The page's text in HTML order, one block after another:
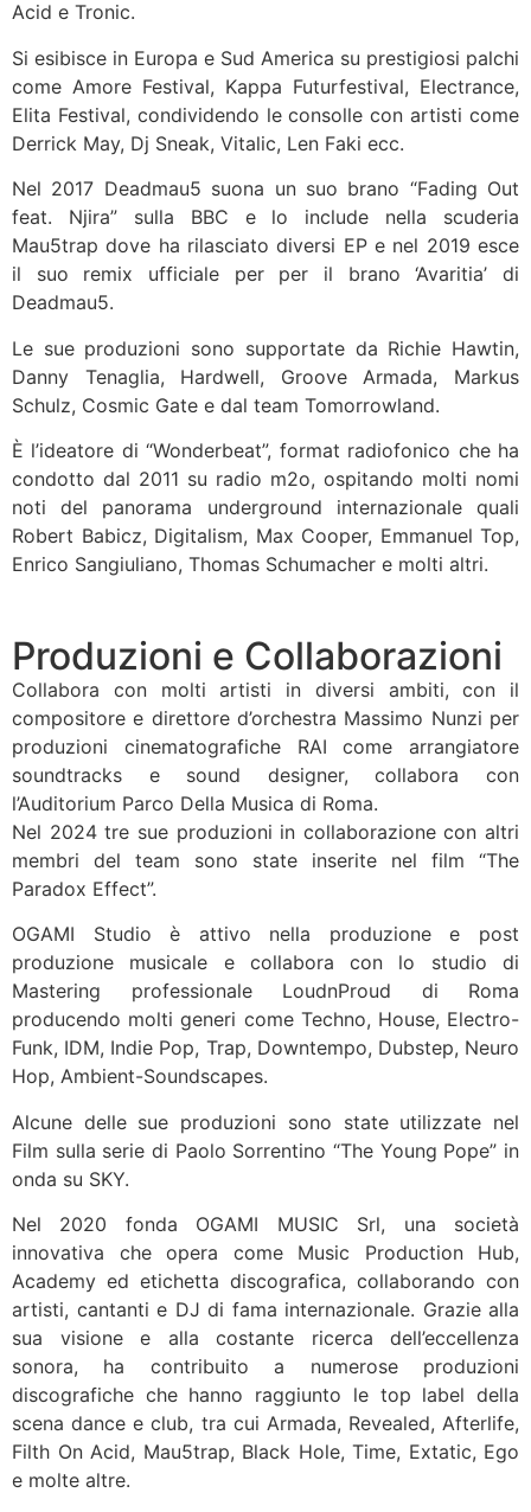
Acid e Tronic.
Si esibisce in Europa e Sud America su prestigiosi palchi
come Amore Festival, Kappa Futurfestival, Electrance,
Elita Festival, condividendo le consolle con artisti come
Derrick May, Dj Sneak, Vitalic, Len Faki ecc.
Nel 2017 Deadmau5 suona un suo brano “Fading Out
feat. Njira” sulla BBC e lo include nella scuderia
Mau5trap dove ha rilasciato diversi EP e nel 2019 esce
il suo remix ufficiale per per il brano ‘Avaritia’ di
Deadmau5.
Le sue produzioni sono supportate da Richie Hawtin,
Danny Tenaglia, Hardwell, Groove Armada, Markus
Schulz, Cosmic Gate e dal team Tomorrowland.
È l’ideatore di “Wonderbeat”, format radiofonico che ha
condotto dal 2011 su radio m2o, ospitando molti nomi
noti del panorama underground internazionale quali
Robert Babicz, Digitalism, Max Cooper, Emmanuel Top,
Enrico Sangiuliano, Thomas Schumacher e molti altri.
Produzioni e Collaborazioni
Collabora con molti artisti in diversi ambiti, con il
compositore e direttore d’orchestra Massimo Nunzi per
produzioni cinematografiche RAI come arrangiatore
soundtracks e sound designer, collabora con
l’Auditorium Parco Della Musica di Roma.
Nel 2024 tre sue produzioni in collaborazione con altri
membri del team sono state inserite nel film “The
Paradox Effect”.
OGAMI Studio è attivo nella produzione e post
produzione musicale e collabora con lo studio di
Mastering professionale LoudnProud di Roma
producendo molti generi come Techno, House, Electro-
Funk, IDM, Indie Pop, Trap, Downtempo, Dubstep, Neuro
Hop, Ambient-Soundscapes.
Alcune delle sue produzioni sono state utilizzate nel
Film sulla serie di Paolo Sorrentino “The Young Pope” in
onda su SKY.
Nel 2020 fonda OGAMI MUSIC Srl, una società
innovativa che opera come Music Production Hub,
Academy ed etichetta discografica, collaborando con
artisti, cantanti e DJ di fama internazionale. Grazie alla
sua visione e alla costante ricerca dell’eccellenza
sonora, ha contribuito a numerose produzioni
discografiche che hanno raggiunto le top label della
scena dance e club, tra cui Armada, Revealed, Afterlife,
Filth On Acid, Mau5trap, Black Hole, Time, Extatic, Ego
e molte altre.